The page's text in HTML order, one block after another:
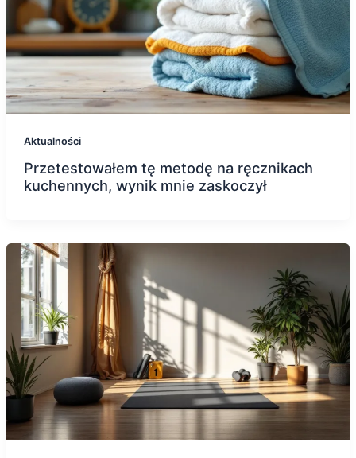
Aktualności
Przetestowałem tę metodę na ręcznikach
kuchennych, wynik mnie zaskoczył